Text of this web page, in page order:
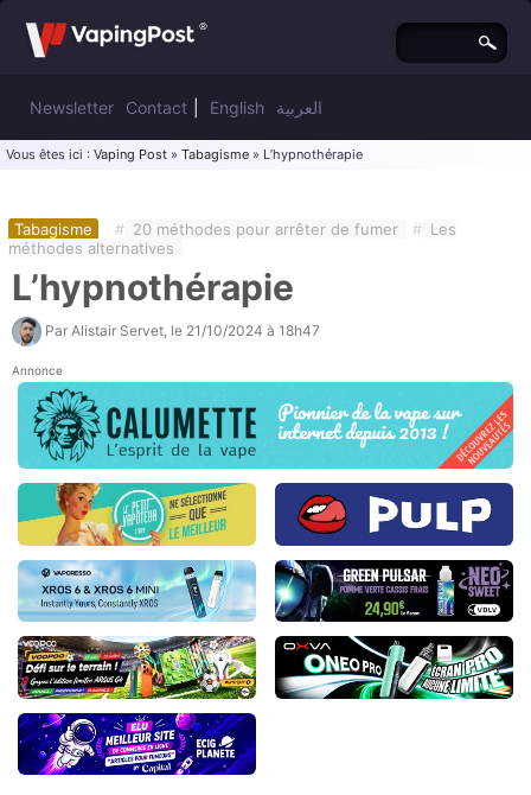
Newsletter Contact English العربية
Vous êtes ici : Vaping Post » Tabagisme » L’hypnothérapie
Tabagisme # 20 méthodes pour arrêter de fumer # Les
méthodes alternatives
L’hypnothérapie
Par Alistair Servet , le 21/10/2024 à 18h47
Annonce